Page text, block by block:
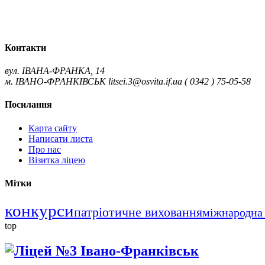
Контакти
вул. ІВАНА-ФРАНКА, 14
м. ІВАНО-ФРАНКІВСЬК litsei.3@osvita.if.ua ( 0342 ) 75-05-58
Посилання
Карта сайту
Написати листа
Про нас
Візитка ліцею
Мітки
конкурсипатріотичне вихованняміжнародна
top